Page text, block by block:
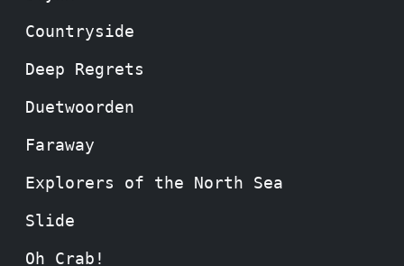
Countryside
Deep Regrets
Duetwoorden
Faraway
Explorers of the North Sea
Slide
Oh Crab!